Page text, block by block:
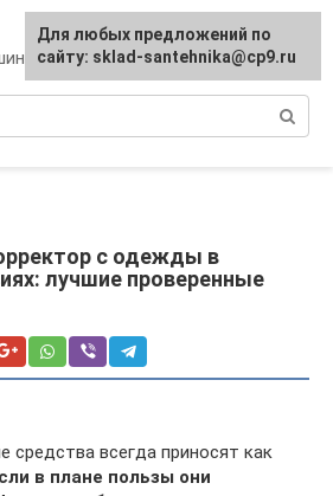
с одежды в
лучшие проверенные
средства всегда приносят как
в плане пользы они
Для любых предложений по
сайту: sklad-santehnika@cp9.ru